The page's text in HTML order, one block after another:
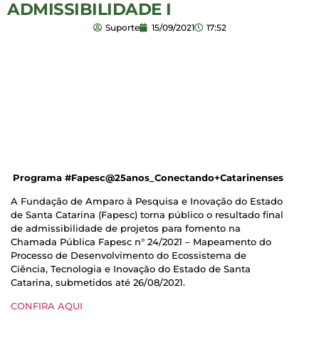
ADMISSIBILIDADE I
Suporte 15/09/2021 17:52
Programa #Fapesc@25anos_Conectando+Catarinenses
A Fundação de Amparo à Pesquisa e Inovação do Estado
de Santa Catarina (Fapesc) torna público o resultado final
de admissibilidade de projetos para fomento na
Chamada Pública Fapesc n° 24/2021 – Mapeamento do
Processo de Desenvolvimento do Ecossistema de
Ciência, Tecnologia e Inovação do Estado de Santa
Catarina, submetidos até 26/08/2021.
CONFIRA AQUI